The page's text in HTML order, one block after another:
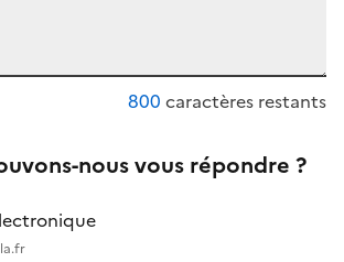
800 caractères restants
nous vous répondre ?